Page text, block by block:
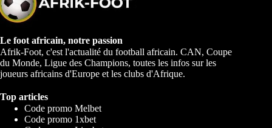
Le foot africain, notre passion
Afrik-Foot, c'est l'actualité du football africain. CAN, Coupe
du Monde, Ligue des Champions, toutes les infos sur les
joueurs africains d'Europe et les clubs d'Afrique.
Top articles
Code promo Melbet
Code promo 1xbet